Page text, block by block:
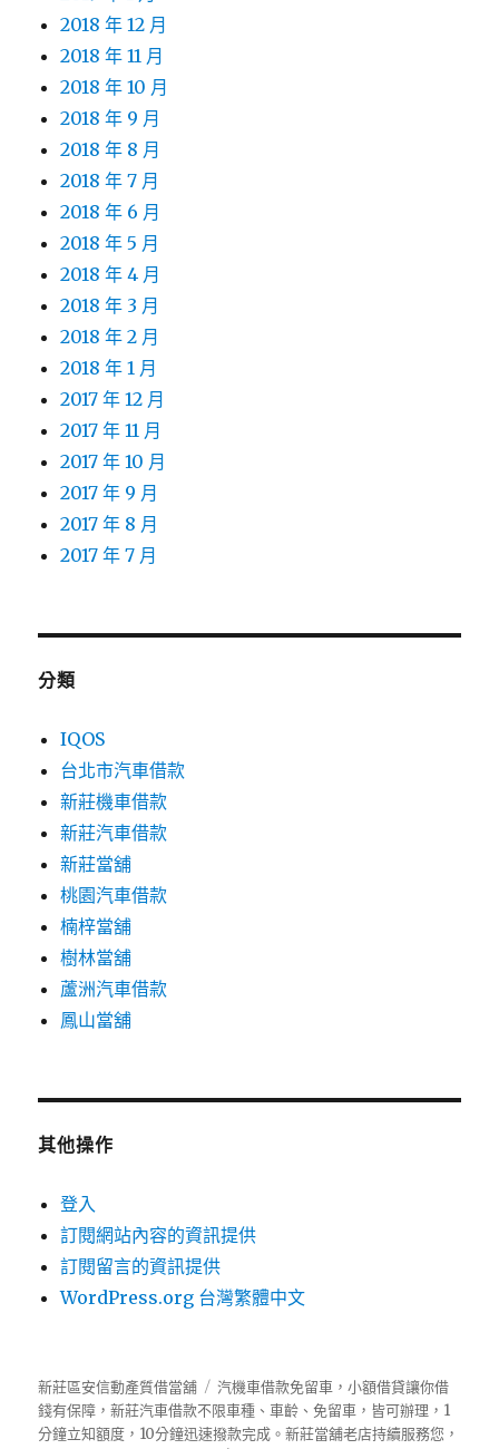
2018 年 12 月
2018 年 11 月
2018 年 10 月
2018 年 9 月
2018 年 8 月
2018 年 7 月
2018 年 6 月
2018 年 5 月
2018 年 4 月
2018 年 3 月
2018 年 2 月
2018 年 1 月
2017 年 12 月
2017 年 11 月
2017 年 10 月
2017 年 9 月
2017 年 8 月
2017 年 7 月
分類
IQOS
台北市汽車借款
新莊機車借款
新莊汽車借款
新莊當舖
桃園汽車借款
楠梓當舖
樹林當舖
蘆洲汽車借款
鳳山當舖
其他操作
登入
訂閱網站內容的資訊提供
訂閱留言的資訊提供
WordPress.org 台灣繁體中文
新莊區安信動產質借當舖
汽機車借款免留車，小額借貸讓你借
錢有保障，新莊汽車借款不限車種、車齡、免留車，皆可辦理，1
分鐘立知額度，10分鐘迅速撥款完成。新莊當舖老店持續服務您，